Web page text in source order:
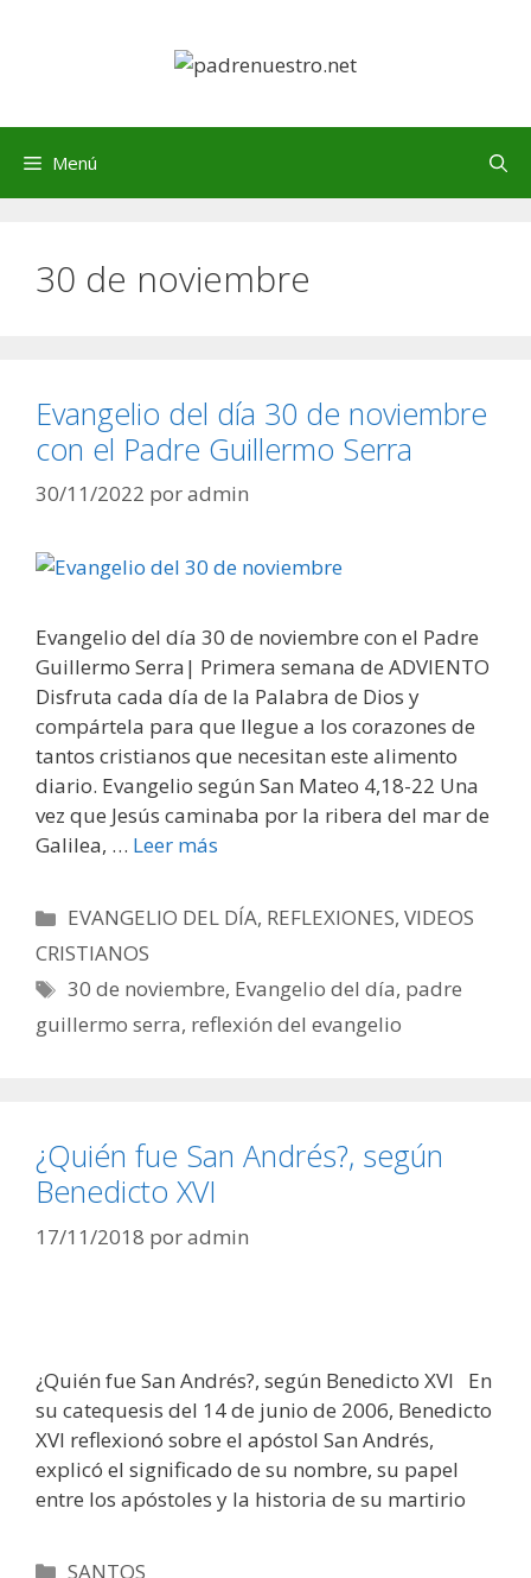
Menú
30 de noviembre
Evangelio del día 30 de noviembre
con el Padre Guillermo Serra
30/11/2022 poradmin
Evangelio del día 30 de noviembre con el Padre
Guillermo Serra| Primera semana de ADVIENTO
Disfruta cada día de la Palabra de Dios y
compártela para que llegue a los corazones de
tantos cristianos que necesitan este alimento
diario. Evangelio según San Mateo 4,18-22 Una
vez que Jesús caminaba por la ribera del mar de
Galilea, … Leer más
Categorías
EVANGELIO DEL DÍA, REFLEXIONES,VIDEOS
CRISTIANOS
Etiquetas
30 de noviembre, Evangelio del día, padre
guillermo serra, reflexión del evangelio
¿Quién fue San Andrés?, según
Benedicto XVI
17/11/2018 poradmin
¿Quién fue San Andrés?, según Benedicto XVI En
su catequesis del 14 de junio de 2006, Benedicto
XVI reflexionó sobre el apóstol San Andrés,
explicó el significado de su nombre, su papel
entre los apóstoles y la historia de su martirio
Categorías
SANTOS